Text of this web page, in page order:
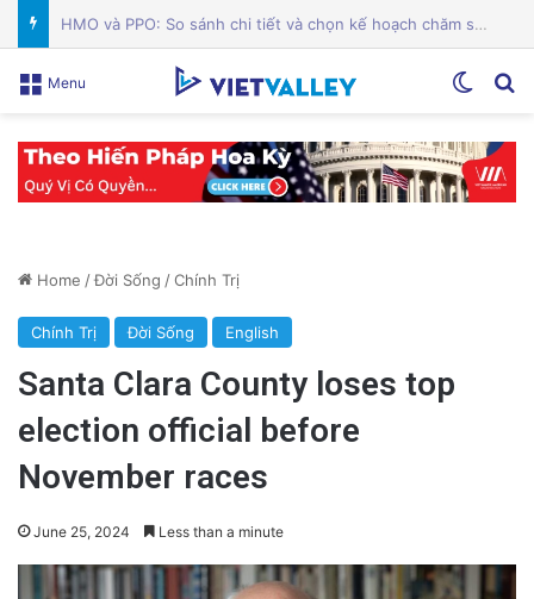
Các quản trị viên Alum Rock phản đối cơ sở ICE tại Nam Hạt: Cuộc chiến vì cộng đồng!
Menu
Home /Đời Sống /Chính Trị
Chính Trị Đời Sống English
Santa Clara County loses top
election official before
November races
June 25, 2024 Less than a minute